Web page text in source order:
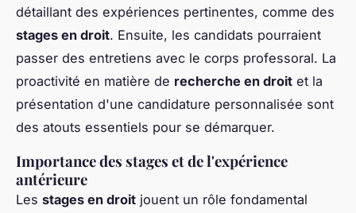
détaillant des expériences pertinentes, comme des
stages en droit. Ensuite, les candidats pourraient
passer des entretiens avec le corps professoral. La
proactivité en matière de recherche en droit et la
présentation d'une candidature personnalisée sont
des atouts essentiels pour se démarquer.
Importance des stages et de l'expérience
antérieure
Les stages en droit jouent un rôle fondamental